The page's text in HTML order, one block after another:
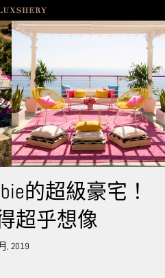
的超級豪宅！
超乎想像
, 2019